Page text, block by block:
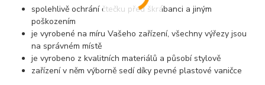
spolehlivě ochrání čtečku před škrábanci a jiným
poškozením
je vyrobené na míru Vašeho zařízení, všechny výřezy jsou
na správném místě
je vyrobeno z kvalitních materiálů a působí stylově
zařízení v něm výborně sedí díky pevné plastové vaničce